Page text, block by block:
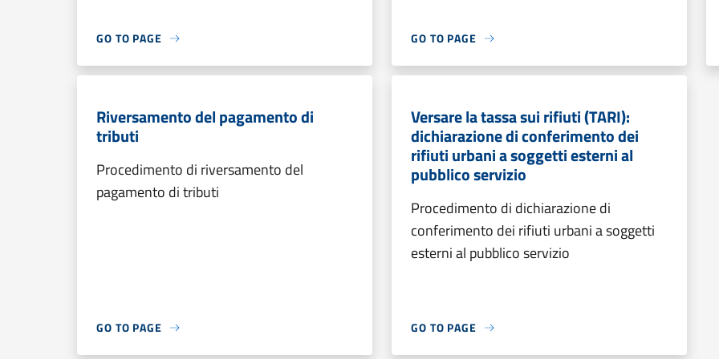
GO TO PAGE GO TO PAGE
Riversamento del pagamento di
tributi
Procedimento di riversamento del
pagamento di tributi
GO TO PAGE
Versare la tassa sui rifiuti (TARI):
dichiarazione di conferimento dei
rifiuti urbani a soggetti esterni al
pubblico servizio
Procedimento di dichiarazione di
conferimento dei rifiuti urbani a soggetti
esterni al pubblico servizio
GO TO PAGE